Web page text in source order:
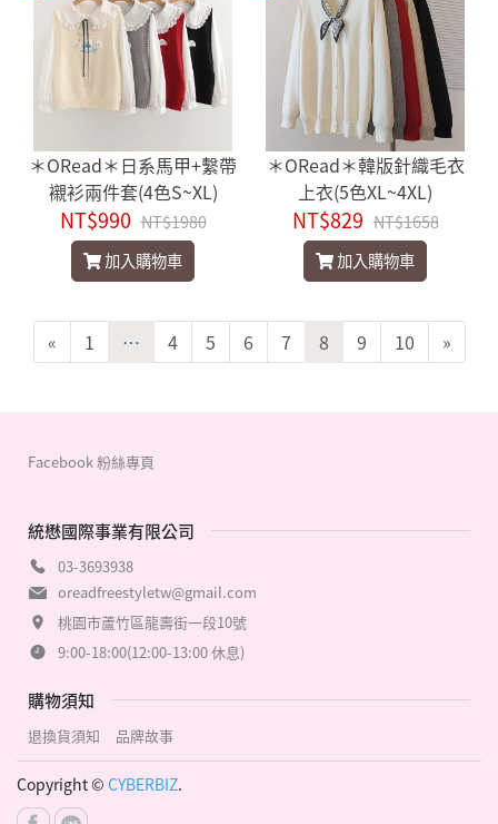
＊ORead＊日系馬甲+繫帶
襯衫兩件套(4色S~XL)
NT$990 NT$1980
加入購物車
＊ORead＊韓版針織毛衣
上衣(5色XL~4XL)
NT$829 NT$1658
加入購物車
« 1 … 4 5 6 7 8 9 10 »
統懋國際事業有限公司
03-3693938
oreadfreestyletw@gmail.com
桃園市蘆竹區龍壽街一段10號
9:00-18:00(12:00-13:00 休息)
購物須知
退換貨須知 品牌故事
Facebook 粉絲專頁
Copyright © CYBERBIZ.